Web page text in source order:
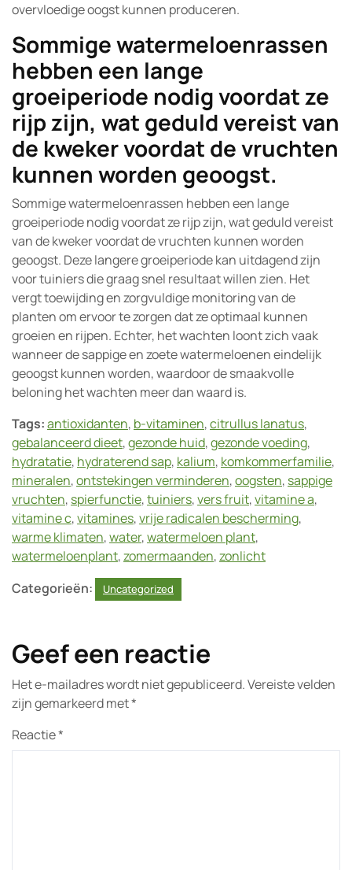
overvloedige oogst kunnen produceren.
Sommige watermeloenrassen
hebben een lange
groeiperiode nodig voordat ze
rijp zijn, wat geduld vereist van
de kweker voordat de vruchten
kunnen worden geoogst.
Sommige watermeloenrassen hebben een lange
groeiperiode nodig voordat ze rijp zijn, wat geduld vereist
van de kweker voordat de vruchten kunnen worden
geoogst. Deze langere groeiperiode kan uitdagend zijn
voor tuiniers die graag snel resultaat willen zien. Het
vergt toewijding en zorgvuldige monitoring van de
planten om ervoor te zorgen dat ze optimaal kunnen
groeien en rijpen. Echter, het wachten loont zich vaak
wanneer de sappige en zoete watermeloenen eindelijk
geoogst kunnen worden, waardoor de smaakvolle
beloning het wachten meer dan waard is.
Tags:antioxidanten, b-vitaminen,citrullus lanatus,
gebalanceerd dieet,gezonde huid,gezonde voeding,
hydratatie, hydraterend sap, kalium, komkommerfamilie,
mineralen,ontstekingen verminderen,oogsten, sappige
vruchten, spierfunctie,tuiniers,vers fruit,vitamine a,
vitamine c,vitamines,vrije radicalen bescherming,
warme klimaten,water,watermeloen plant,
watermeloenplant,zomermaanden,zonlicht
Categorieën:
Uncategorized
Geef een reactie
Het e-mailadres wordt niet gepubliceerd.Vereiste velden
zijn gemarkeerd met*
Reactie*